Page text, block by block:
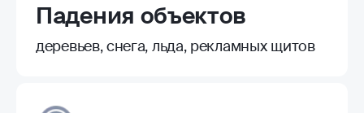
Падения объектов
деревьев, снега, льда, рекламных щитов